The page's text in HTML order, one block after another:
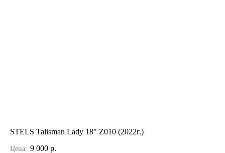
STELS Talisman Lady 18" Z010 (2022г.)
Цена: 9 000 р.